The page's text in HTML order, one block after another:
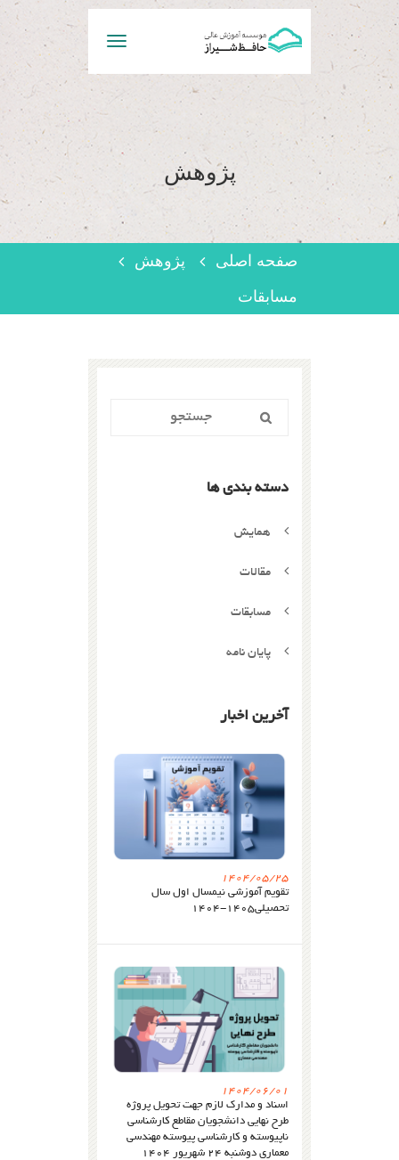
Toggle
navigation
پژوهش
صفحه اصلی
پژوهش
مسابقات
دسته بندی ها
همایش
مقالات
مسابقات
پایان نامه
آخرین اخبار
1404/05/25
تقویم آموزشی نیمسال اول سال
تحصیلی۱۴۰۵-۱۴۰۴
1404/06/01
اسناد و مدارک لازم جهت تحویل پروژه
طرح نهایی دانشجویان مقاطع کارشناسی
ناپیوسته و کارشناسی پیوسته مهندسی
معماری دوشنبه ۲۴ شهریور ۱۴۰۴